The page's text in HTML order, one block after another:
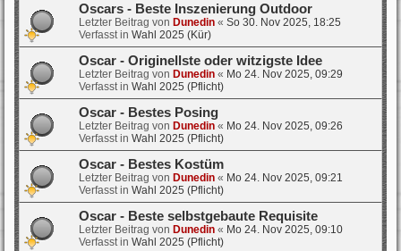
Oscars - Beste Inszenierung Outdoor
Letzter Beitrag von Dunedin « So 30. Nov 2025, 18:25
Verfasst in Wahl 2025 (Kür)
Oscar - Originellste oder witzigste Idee
Letzter Beitrag von Dunedin « Mo 24. Nov 2025, 09:29
Verfasst in Wahl 2025 (Pflicht)
Oscar - Bestes Posing
Letzter Beitrag von Dunedin « Mo 24. Nov 2025, 09:26
Verfasst in Wahl 2025 (Pflicht)
Oscar - Bestes Kostüm
Letzter Beitrag von Dunedin « Mo 24. Nov 2025, 09:21
Verfasst in Wahl 2025 (Pflicht)
Oscar - Beste selbstgebaute Requisite
Letzter Beitrag von Dunedin « Mo 24. Nov 2025, 09:10
Verfasst in Wahl 2025 (Pflicht)